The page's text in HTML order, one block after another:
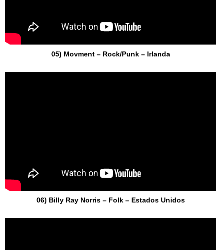
05) Movment – Rock/Punk – Irlanda
06) Billy Ray Norris – Folk – Estados Unidos